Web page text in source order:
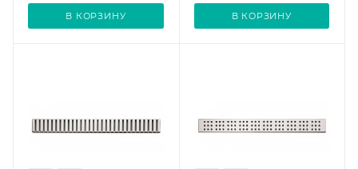
В КОРЗИНУ В КОРЗИНУ